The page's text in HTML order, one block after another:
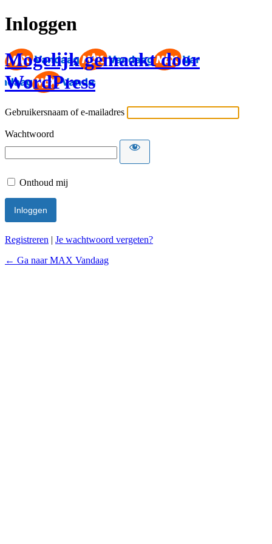
Inloggen
Mogelijk gemaakt door
WordPress
Gebruikersnaam of e-mailadres
Wachtwoord
Onthoud mij
Registreren | Je wachtwoord vergeten?
← Ga naar MAX Vandaag